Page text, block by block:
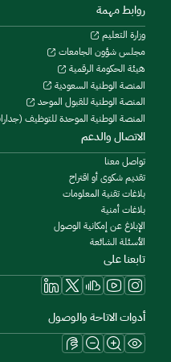
روابط مهمة
وزارة التعليم
مجلس شؤون الجامعات
هيئة الحكومة الرقمية
المنصة الوطنية السعودية
المنصة الوطنية للقبول الموحد
المنصة الوطنية الموحدة للتوظيف
الاتصال والدعم
تواصل معنا
تقديم شكوى أو اقتراح
بلاغات تقنية المعلومات
بلاغات أمنية
الإبلاغ عن إمكانية الوصول
الأسئلة الشائعة
تابعنا على
أدوات الاتاحة والوصول